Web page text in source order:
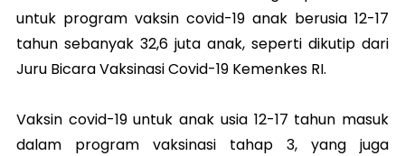
untuk program vaksin covid-19 anak berusia 12-17
tahun sebanyak 32,6 juta anak, seperti dikutip dari
Juru Bicara Vaksinasi Covid-19 Kemenkes RI.
Vaksin covid-19 untuk anak usia 12-17 tahun masuk
dalam program vaksinasi tahap 3, yang juga